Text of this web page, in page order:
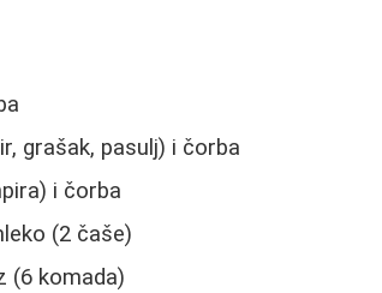
grašak, pasulj) i čorba
i čorba
(2 čaše)
(6 komada)